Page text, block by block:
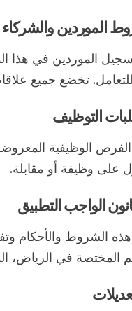
الموردين في
تخضع جميع
الوظيفية
على وظيفة أو مقابلة.
الشروط والأحكام
المختصة في الرياض،